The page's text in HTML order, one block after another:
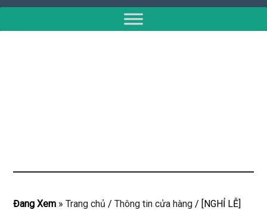
Đang Xem »Trang chủ / Thông tin cửa hàng / [NGHỈ LỄ]